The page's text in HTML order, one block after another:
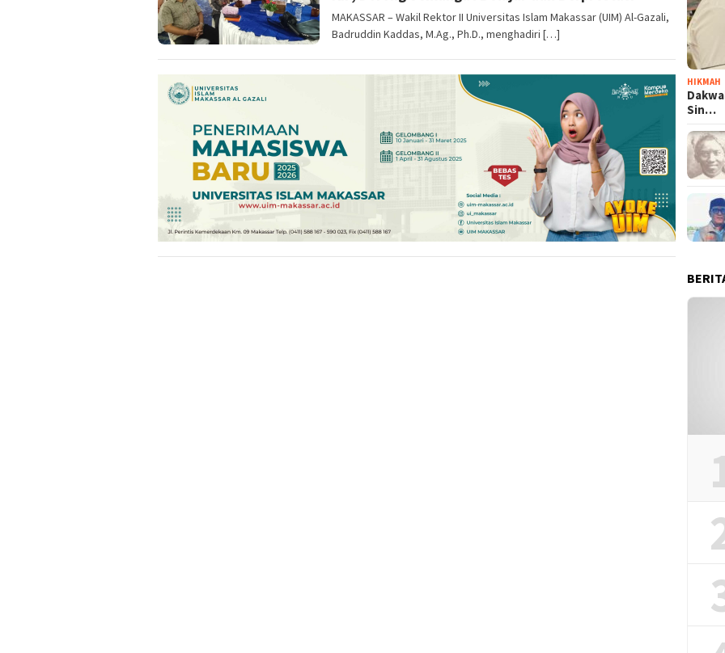
MAKASSAR – Wakil Rektor II Universitas Islam Makassar (UIM) Al-Gazali,
Badruddin Kaddas, M.Ag., Ph.D., menghadiri […]
HIKMAH
Sin…